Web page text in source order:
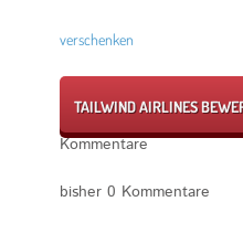
verschenken
TAILWIND AIRLINES
Kommentare
bisher 0 Kommentare